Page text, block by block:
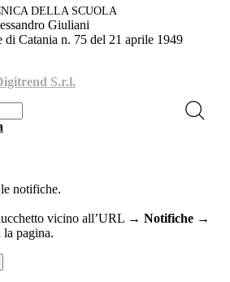
DELLA SCUOLA
Giuliani
di Catania n. 75 del 21 aprile 1949
S.r.l.
notifiche.
vicino all’URL → Notifiche →
pagina.